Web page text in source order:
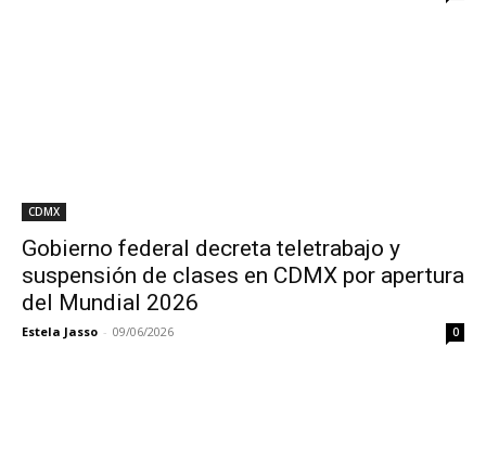
CDMX
Gobierno federal decreta teletrabajo y
suspensión de clases en CDMX por apertura
del Mundial 2026
Estela Jasso - 09/06/2026 0